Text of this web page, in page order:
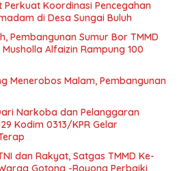
Koordinasi Pencegahan
di Desa Sungai Buluh
Pembangunan Sumur Bor TMMD
Alfaizin Rampung 100
Menerobos Malam, Pembangunan
Narkoba dan Pelanggaran
Kodim 0313/KPR Gelar
dan Rakyat, Satgas TMMD Ke-
Gotong -Royong Perbaiki